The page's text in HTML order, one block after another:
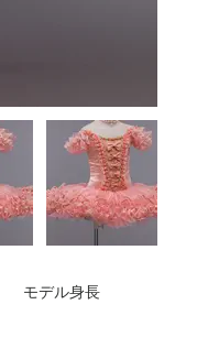
モデル身長